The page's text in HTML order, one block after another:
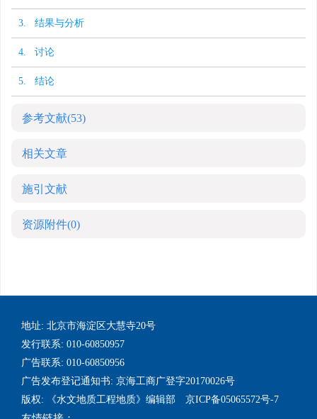
3. 结果与分析
4. 讨论
5. 结论
参考文献(53)
相关文章
施引文献
资源附件(0)
地址: 北京市海淀区大慧寺20号
发行联系: 010-60850957
广告联系: 010-60850956
广告发布登记通知书: 京海工商广登字20170026号
版权: 《水文地质工程地质》编辑部 京ICP备05065572号-7